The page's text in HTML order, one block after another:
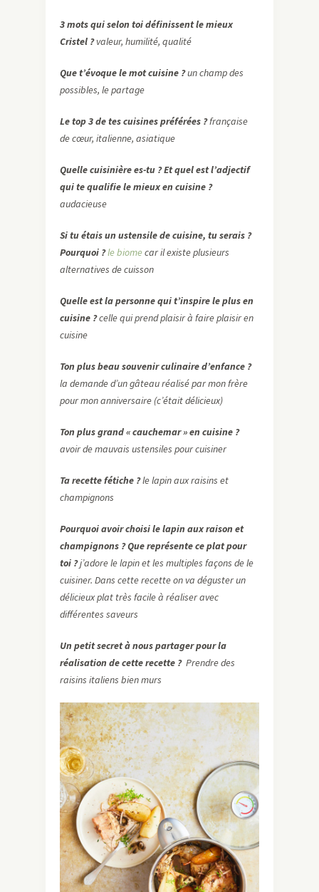
3 mots qui selon toi définissent le mieux
Cristel ?valeur, humilité, qualité
Que t’évoque le mot cuisine ?un champ des
possibles, le partage
Le top 3 de tes cuisines préférées ?française
de cœur, italienne, asiatique
Quelle cuisinière es-tu ?Et quel est l’adjectif
qui te qualifie le mieux en cuisine ?
audacieuse
Si tu étais un ustensile de cuisine, tu serais ?
Pourquoi ?le biomecar il existe plusieurs
alternatives de cuisson
Quelle est la personne qui t’inspire le plus en
cuisine ?celle qui prend plaisir à faire plaisir en
cuisine
Ton plus beau souvenir culinaire d’enfance ?
la demande d’un gâteau réalisé par mon frère
pour mon anniversaire (c’était délicieux)
Ton plus grand « cauchemar » en cuisine ?
avoir de mauvais ustensiles pour cuisiner
Ta recette fétiche ?le lapin aux raisins et
champignons
Pourquoi avoir choisi le lapin aux raison et
champignons ? Que représente ce plat pour
toi ?j’adore le lapin et les multiples façons de le
cuisiner. Dans cette recette on va déguster un
délicieux plat très facile à réaliser avec
différentes saveurs
Un petit secret à nous partager pour la
réalisation de cette recette ?Prendre des
raisins italiens bien murs